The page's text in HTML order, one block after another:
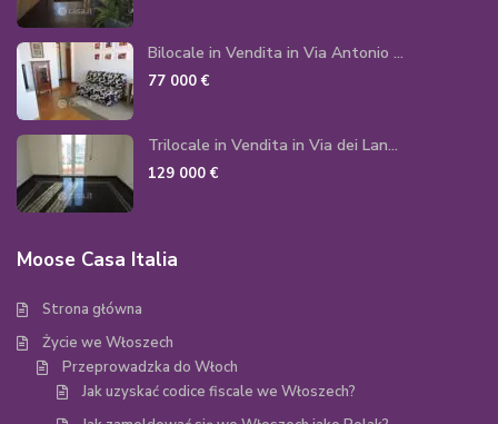
Bilocale in Vendita in Via Antonio ...
77 000 €
Trilocale in Vendita in Via dei Lan...
129 000 €
Moose Casa Italia
Strona główna
Życie we Włoszech
Przeprowadzka do Włoch
Jak uzyskać codice fiscale we Włoszech?